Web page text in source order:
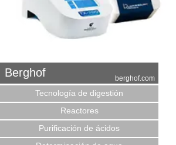
Berghof berghof.com
Tecnología de digestión
Reactores
Purificación de ácidos